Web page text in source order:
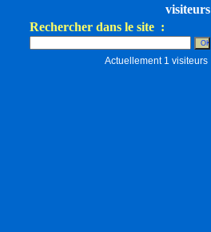
visiteurs
Rechercher dans le site :
Actuellement 1 visiteurs